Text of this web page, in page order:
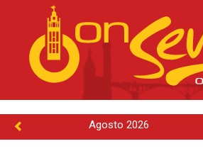
Agosto 2026